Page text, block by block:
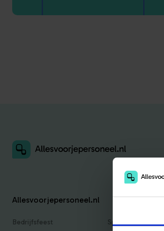
Allesvoorjepersoneel.nl
Bedrijfsfeest
Sportief